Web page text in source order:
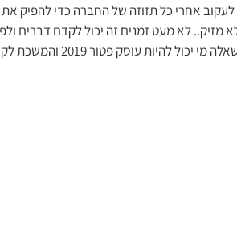
אחרי כל תזוזה של החברה כדי להפיק
מזיק.. לא מעט זמנים זה יכול לקדם דברים
ומתקדם להצלחה קידום